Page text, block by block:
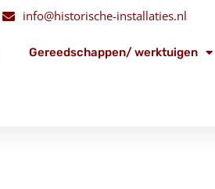
info@historische-installaties.nl
Gereedschappen/ werktuigen